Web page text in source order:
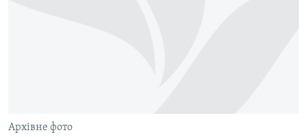
ІНФОГРАФІКА
ДОЛУЧАЙСЯ!
Архівне фото